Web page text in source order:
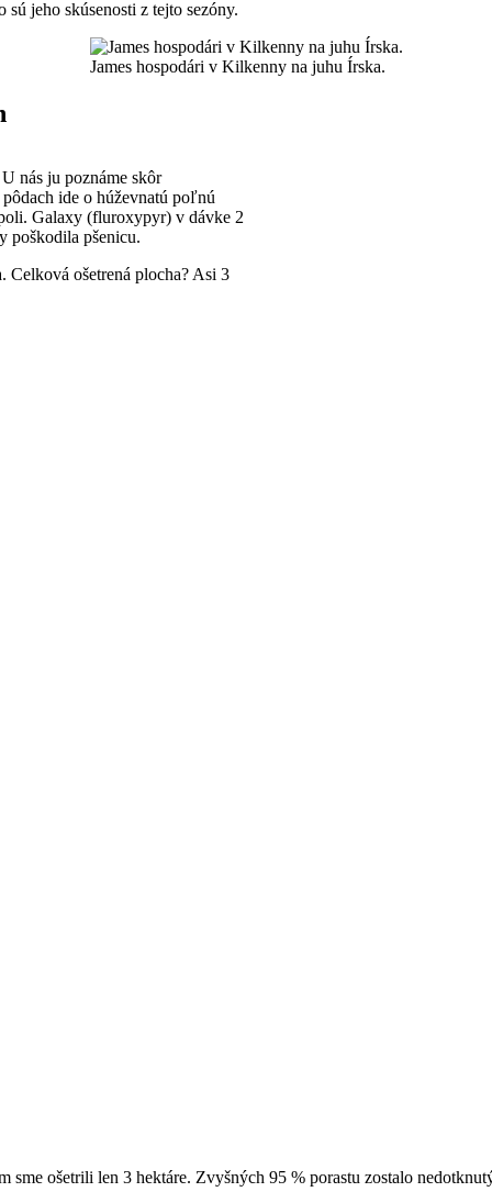
jeho skúsenosti z tejto sezóny.
James hospodári v Kilkenny na juhu Írska.
nás ju poznáme skôr
ide o húževnatú poľnú
Galaxy (fluroxypyr) v dávke 2
poškodila pšenicu.
Celková ošetrená plocha? Asi 3
ošetrili len 3 hektáre. Zvyšných 95 % porastu zostalo